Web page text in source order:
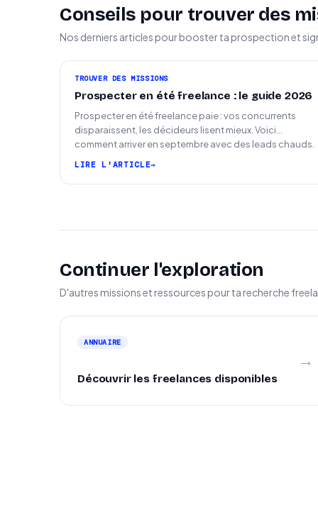
Conseils pour trouver des
Nos derniers articles pour booster ta prospection et
TROUVER DES MISSIONS
Prospecter en été freelance : le guide 2026
Prospecter en été freelance paie : vos concurrents
disparaissent, les décideurs lisent mieux. Voici
comment arriver en septembre avec des leads chauds.
LIRE L'ARTICLE
Continuer l'exploration
D'autres missions et ressources pour ta recherche
ANNUAIRE
Découvrir les freelances disponibles
→